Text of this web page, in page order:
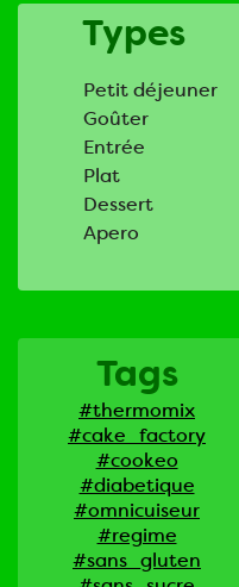
Types
Petit déjeuner
Goûter
Entrée
Plat
Dessert
Apero
Tags
#thermomix
#cake_factory
#cookeo
#diabetique
#omnicuiseur
#regime
#sans_gluten